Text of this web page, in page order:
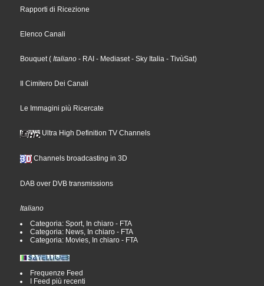
Rapporti di Ricezione
Elenco Canali
Bouquet( Italiano - RAI - Mediaset- Sky Italia - TivùSat)
Il Cimitero Dei Canali
Le Immagini più Ricercate
Ultra High Definition TV Channels
Channels broadcasting in 3D
DAB over DVB transmissions
Italiano
Categoria: Sport, In chiaro - FTA
Categoria: News, In chiaro - FTA
Categoria: Movies, In chiaro - FTA
Frequenze Feed
I Feed più recenti